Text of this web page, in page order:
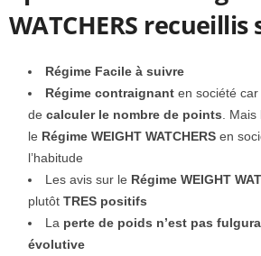
WATCHERS recueillis
Régime Facile à suivre
Régime contraignant en société
de calculer le nombre de points .
le Régime WEIGHT WATCHERS en
l’habitude
Les avis sur le Régime WEIGHT
plutôt TRES positifs
La perte de poids n’est pas
évolutive